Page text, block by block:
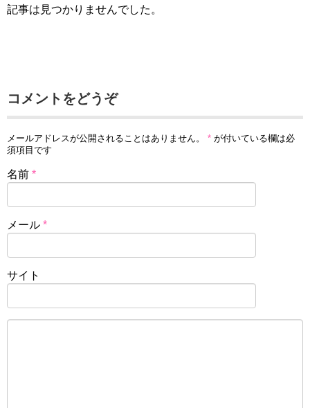
記事は見つかりませんでした。
コメントをどうぞ
メールアドレスが公開されることはありません。 * が付いている欄は必
須項目です
名前 *
メール *
サイト